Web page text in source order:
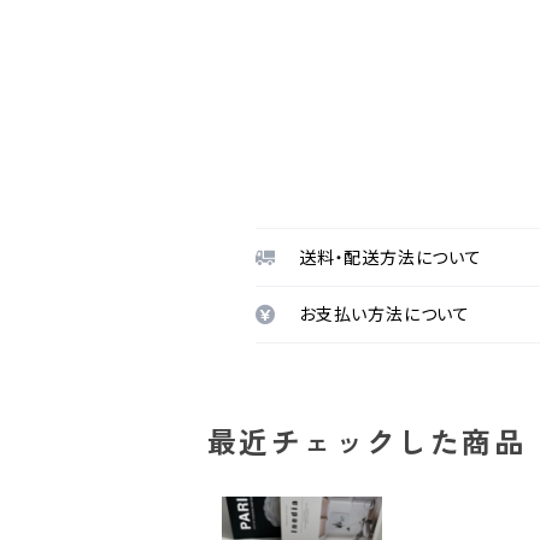
送料・配送方法について
お支払い方法について
最近チェックした商品